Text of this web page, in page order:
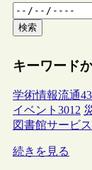
検索
キーワード
学術情報流通
イベント 3012
図書館サービス
続きを見る